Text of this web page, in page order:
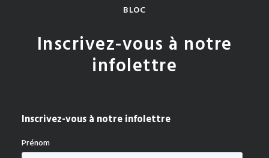
BLOC
Inscrivez-vous à notre
infolettre